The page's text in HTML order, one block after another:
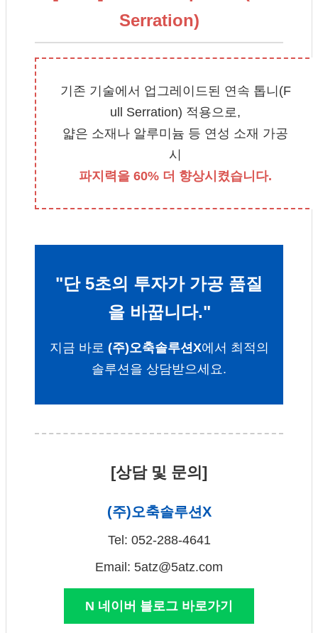
Serration)
기존 기술에서 업그레이드된 연속 톱니(F
ull Serration) 적용으로,
얇은 소재나 알루미늄 등 연성 소재 가공
시
파지력을 60% 더 향상시켰습니다.
"단 5초의 투자가 가공 품질
을 바꿉니다."
지금 바로 (주)오축솔루션X에서 최적의
솔루션을 상담받으세요.
[상담 및 문의]
(주)오축솔루션X
Tel: 052-288-4641
Email: 5atz@5atz.com
N 네이버 블로그 바로가기